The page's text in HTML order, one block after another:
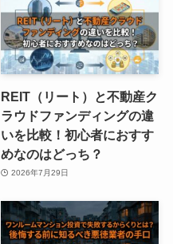
REIT（リート）と不動産ク
ラウドファンディングの違
いを比較！初心者におすす
めなのはどっち？
2026年7月29日